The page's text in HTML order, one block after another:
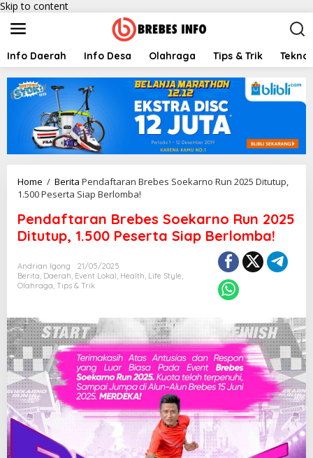
Skip to content
Info Daerah Info Desa Olahraga Tips & Trik
Home / Berita Pendaftaran Brebes Soekarno Run 2025 Ditutup,
1.500 Peserta Siap Berlomba!
Pendaftaran Brebes Soekarno Run 2025
Ditutup, 1.500 Peserta Siap Berlomba!
Andrian Igong
21/05/2025
Berita, Daerah, Event Lokal, Health, Life Style,
Olahraga, Tips & Trik